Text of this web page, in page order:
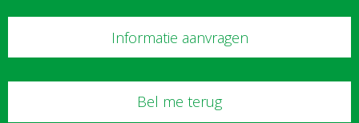
Informatie aanvragen
Bel me terug